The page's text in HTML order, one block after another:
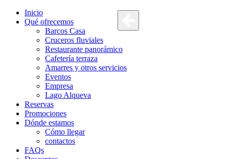
Inicio
Qué ofrecemos
Barcos Casa
Cruceros fluviales
Restaurante panorámico
Cafetería terraza
Amarres y otros servicios
Eventos
Empresa
Lago Alqueva
Reservas
Promociones
Dónde estamos
Cómo llegar
contactos
FAQs